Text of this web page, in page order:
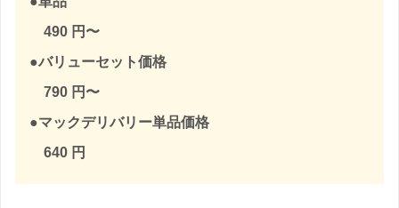
490 円〜
●バリューセット価格
790 円〜
●マックデリバリー単品価格
640 円